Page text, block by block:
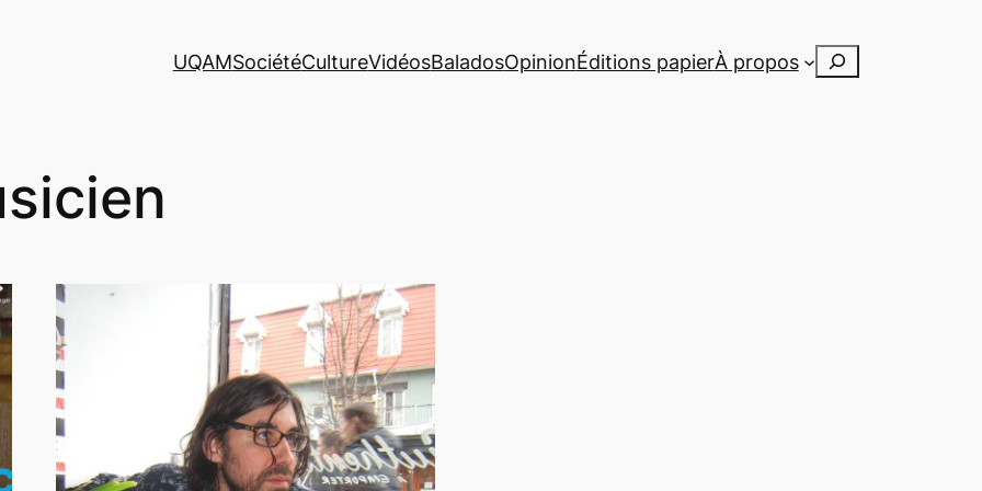
UQAMSociétéCultureVidéosBaladosOpinionÉditions papierÀ propos Rechercher